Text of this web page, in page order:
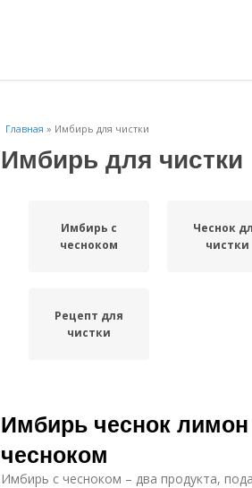
Главная » Имбирь для чистки
Имбирь для чистки
Имбирь с
чесноком
Чеснок
чистки
Рецепт для
чистки
Имбирь чеснок
чесноком
Имбирь с чесноком – два продукта,